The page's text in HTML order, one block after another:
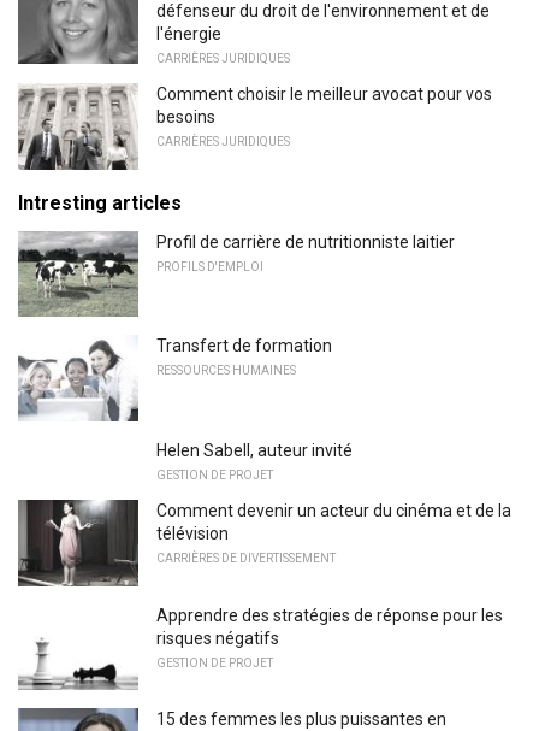
défenseur du droit de l'environnement et de
l'énergie
CARRIÈRES JURIDIQUES
Comment choisir le meilleur avocat pour vos
besoins
CARRIÈRES JURIDIQUES
Intresting articles
Profil de carrière de nutritionniste laitier
PROFILS D'EMPLOI
Transfert de formation
RESSOURCES HUMAINES
Helen Sabell, auteur invité
GESTION DE PROJET
Comment devenir un acteur du cinéma et de la
télévision
CARRIÈRES DE DIVERTISSEMENT
Apprendre des stratégies de réponse pour les
risques négatifs
GESTION DE PROJET
15 des femmes les plus puissantes en